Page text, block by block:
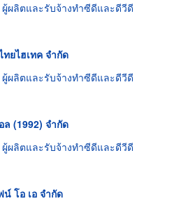
ผู้ผลิตและรับจ้างทำซีดีและดีวีดี
ทยไฮเทค จำกัด
ผู้ผลิตและรับจ้างทำซีดีและดีวีดี
(1992) จำกัด
ผู้ผลิตและรับจ้างทำซีดีและดีวีดี
โอ เอ จำกัด